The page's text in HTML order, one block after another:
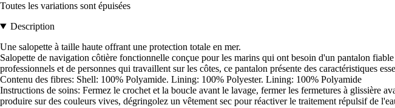
Toutes les variations sont épuisées
Description
Une salopette à taille haute offrant une protection totale en mer.
Salopette de navigation côtière fonctionnelle conçue pour les marins qui ont besoin d'un pantalon
professionnels et de personnes qui travaillent sur les côtes, ce pantalon présente des caractéristiques
Contenu des fibres: Shell: 100% Polyamide. Lining: 100% Polyester. Lining: 100% Polyamide
Instructions de soins: Fermez le crochet et la boucle avant le lavage, fermer les fermetures à glissière
produire sur des couleurs vives, dégringolez un vêtement sec pour réactiver le traitement répulsif de